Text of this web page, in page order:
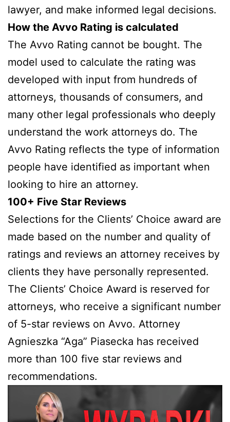
lawyer, and make informed legal decisions.
How the Avvo Rating is calculated
The Avvo Rating cannot be bought. The
model used to calculate the rating was
developed with input from hundreds of
attorneys, thousands of consumers, and
many other legal professionals who deeply
understand the work attorneys do. The
Avvo Rating reflects the type of information
people have identified as important when
looking to hire an attorney.
100+ Five Star Reviews
Selections for the Clients’ Choice award are
made based on the number and quality of
ratings and reviews an attorney receives by
clients they have personally represented.
The Clients’ Choice Award is reserved for
attorneys, who receive a significant number
of 5-star reviews on Avvo. Attorney
Agnieszka “Aga” Piasecka has received
more than 100 five star reviews and
recommendations.